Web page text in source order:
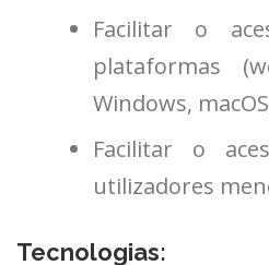
Facilitar o
plataformas
Windows,
Facilitar o
utilizadores
Tecnologias: